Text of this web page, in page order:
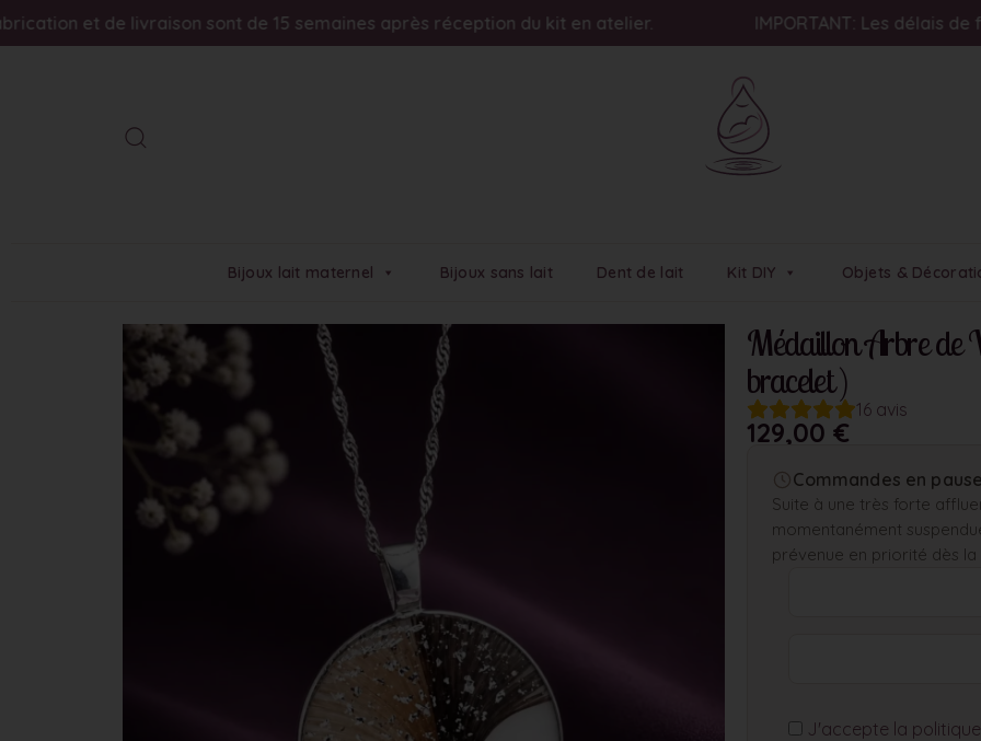
de livraison sont de 15 semaines après réception du kit en atelier. IMPORTANT: Les délais de
Bijoux lait maternel Bijoux sans lait Dent de lait Kit DIY Objets &
Médaillon Arbre de
bracelet )
16 avis
129,00 €
Commandes en
Suite à une très forte
momentanément
prévenue en priorité dès la
J'accepte la